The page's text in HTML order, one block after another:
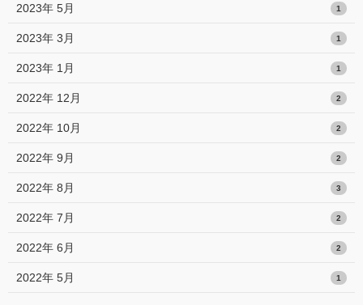
2023年 5月 1
2023年 3月 1
2023年 1月 1
2022年 12月 2
2022年 10月 2
2022年 9月 2
2022年 8月 3
2022年 7月 2
2022年 6月 2
2022年 5月 1